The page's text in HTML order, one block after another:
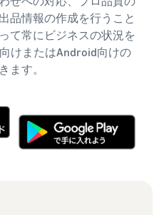
品情報の作成を行うこと
て常にビジネスの状況を
けまたはAndroid向けの
ます。